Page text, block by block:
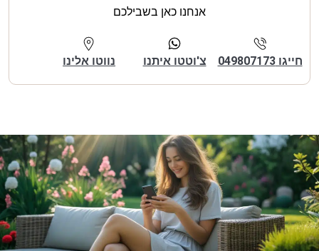
אנחנו כאן בשבילכם
חייגו 049807173 צ'וטטו איתנו נווטו אלינו